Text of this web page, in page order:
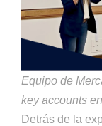
Equipo de
key accounts
Detrás de la